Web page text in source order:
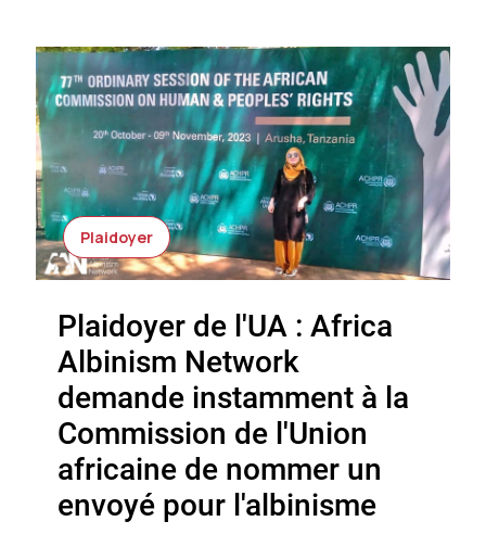
Plaidoyer
Plaidoyer de l'UA : Africa
Albinism Network
demande instamment à la
Commission de l'Union
africaine de nommer un
envoyé pour l'albinisme